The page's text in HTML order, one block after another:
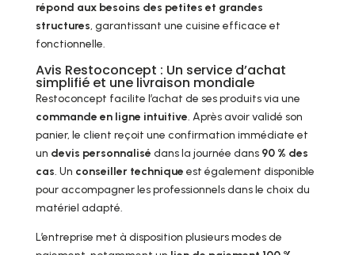
répond aux besoins des petites et grandes
structures, garantissant une cuisine efficace et
fonctionnelle.
Avis Restoconcept : Un service d’achat
simplifié et une livraison mondiale
Restoconcept facilite l’achat de ses produits via une
commande en ligne intuitive. Après avoir validé son
panier, le client reçoit une confirmation immédiate et
un devis personnalisé dans la journée dans 90 % des
cas. Un conseiller technique est également disponible
pour accompagner les professionnels dans le choix du
matériel adapté.
L’entreprise met à disposition plusieurs modes de